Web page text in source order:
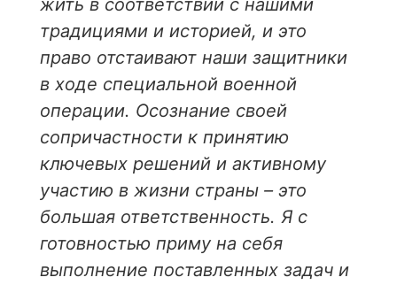
жить в соответствии с нашими
традициями и историей, и это
право отстаивают наши защитники
в ходе специальной военной
операции. Осознание своей
сопричастности к принятию
ключевых решений и активному
участию в жизни страны – это
большая ответственность. Я с
готовностью приму на себя
выполнение поставленных задач и